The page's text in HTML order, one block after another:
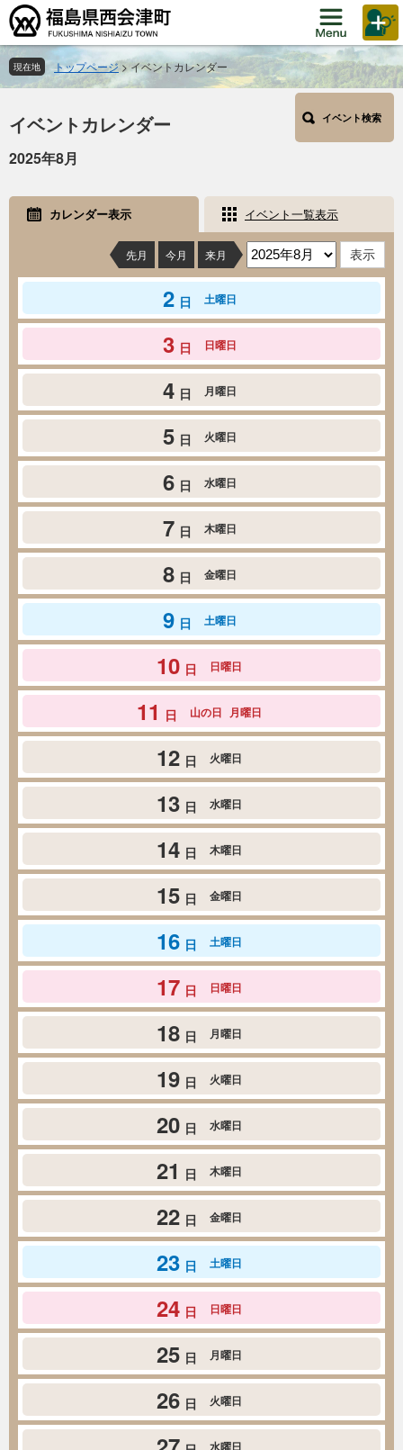
ペ
ー
ジ
の
先
で
メ
ニ
ュ
ー
を
ば
て
文
現在地 トップページ >イベントカレンダー
文
イベントカレンダー イベント検索
2025年8月
カレンダー表示 イベント一覧表示
先月 今月 来月
2 日 土曜日
3 日 日曜日
4 日 月曜日
5 日 火曜日
6 日 水曜日
7 日 木曜日
8 日 金曜日
9 日 土曜日
10 日 日曜日
11 日 山の日 月曜日
12 日 火曜日
13 日 水曜日
14 日 木曜日
15 日 金曜日
16 日 土曜日
17 日 日曜日
18 日 月曜日
19 日 火曜日
20 日 水曜日
21 日 木曜日
22 日 金曜日
23 日 土曜日
24 日 日曜日
25 日 月曜日
26 日 火曜日
水曜日